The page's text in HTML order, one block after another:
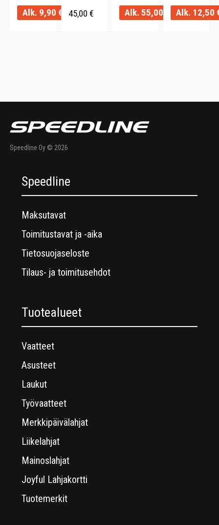
sekoitus.
Imukykyine
Alk. 9,90 € 45,00 € Alk. 55,00
puuvillaa.
Monta
Alk. 12,50
Speedline Oy © 2026
Speedline
Maksutavat
Toimitustavat ja -aika
Tietosuojaseloste
Tilaus- ja toimitusehdot
Tuotealueet
Vaatteet
Asusteet
Laukut
Työvaatteet
Merkkipäivälahjat
Liikelahjat
Mainoslahjat
Joyful Lahjakortti
Tuotemerkit